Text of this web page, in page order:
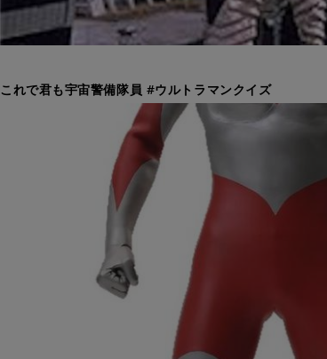
これで君も宇宙警備隊員 #ウルトラマンクイズ